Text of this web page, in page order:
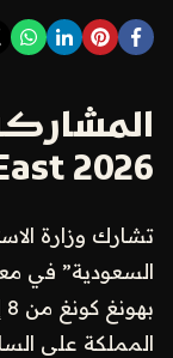
2026
تشارك وزارة
المملكة على